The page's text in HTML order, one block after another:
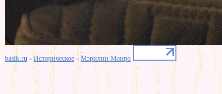
basik.ru -Историческое -Мэрилин Монро